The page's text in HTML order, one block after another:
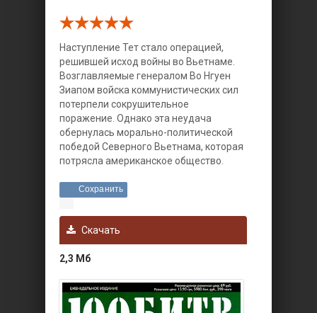
Наступление Тет стало операцией,
решившей исход войны во Вьетнаме.
Возглавляемые генералом Во Нгуен
Зиапом войска коммунистических сил
потерпели сокрушительное
поражение. Однако эта неудача
обернулась морально-политической
победой Северного Вьетнама, которая
потрясла американское общество.
Сохранить
Скачать
2,3 Мб